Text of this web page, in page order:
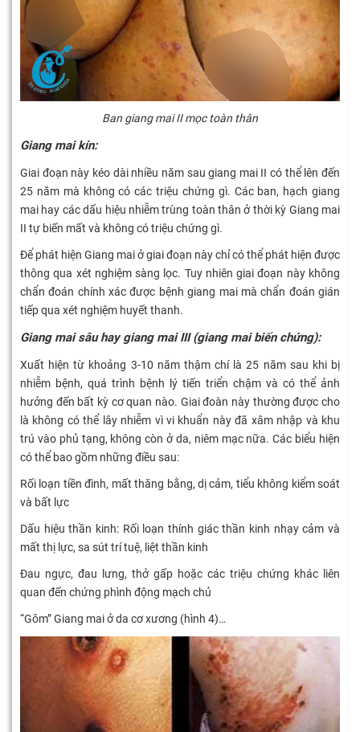
Ban giang mai II mọc toàn thân
Giang mai kín:
Giai đoạn này kéo dài nhiều năm sau giang mai II có thể lên đến
25 năm mà không có các triệu chứng gì. Các ban, hạch giang
mai hay các dấu hiệu nhiễm trùng toàn thân ở thời kỳ Giang mai
II tự biến mất và không có triệu chứng gì.
Để phát hiện Giang mai ở giai đoạn này chỉ có thể phát hiện được
thông qua xét nghiệm sàng lọc. Tuy nhiên giai đoạn này không
chẩn đoán chính xác được bệnh giang mai mà chẩn đoán gián
tiếp qua xét nghiệm huyết thanh.
Giang mai sâu hay giang mai III (giang mai biến chứng):
Xuất hiện từ khoảng 3-10 năm thậm chí là 25 năm sau khi bị
nhiễm bệnh, quá trình bệnh lý tiến triển chậm và có thể ảnh
hưởng đến bất kỳ cơ quan nào. Giai đoàn này thường được cho
là không có thể lây nhiễm vì vi khuẩn này đã xâm nhập và khu
trú vào phủ tạng, không còn ở da, niêm mạc nữa. Các biểu hiện
có thể bao gồm những điều sau:
Rối loạn tiền đình, mất thăng bằng, dị cảm, tiểu không kiểm soát
và bất lực
Dấu hiệu thần kinh: Rối loạn thính giác thần kinh nhạy cảm và
mất thị lực, sa sút trí tuệ, liệt thần kinh
Đau ngực, đau lưng, thở gấp hoặc các triệu chứng khác liên
quan đến chứng phình động mạch chủ
“Gôm” Giang mai ở da cơ xương (hình 4)…